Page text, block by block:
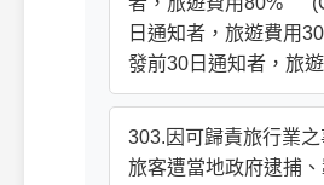
日通知者，旅遊費用
發前30日通知者，旅
303.因可歸責旅行業
旅客遭當地政府逮捕